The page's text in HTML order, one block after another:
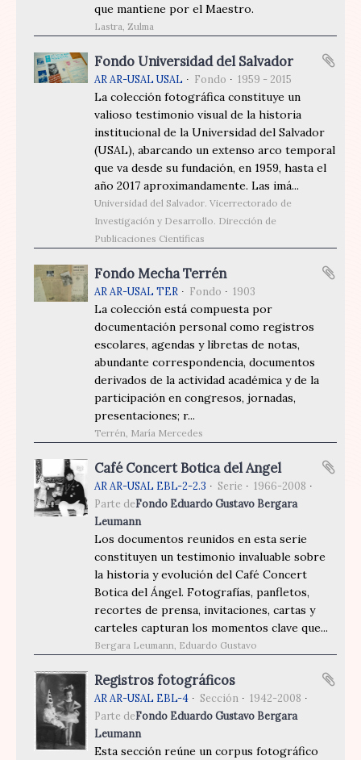
que mantiene por el Maestro.
Lastra, Zulma
Fondo Universidad del Salvador
AR AR-USAL USAL Fondo 1959 - 2015
La colección fotográfica constituye un
valioso testimonio visual de la historia
institucional de la Universidad del Salvador
(USAL), abarcando un extenso arco temporal
que va desde su fundación, en 1959, hasta el
año 2017 aproximandamente. Las imá...
Universidad del Salvador. Vicerrectorado de
Investigación y Desarrollo. Dirección de
Publicaciones Científicas
Fondo Mecha Terrén
AR AR-USAL TER Fondo 1903
La colección está compuesta por
documentación personal como registros
escolares, agendas y libretas de notas,
abundante correspondencia, documentos
derivados de la actividad académica y de la
participación en congresos, jornadas,
presentaciones; r...
Terrén, María Mercedes
Café Concert Botica del Angel
AR AR-USAL EBL-2-2.3 Serie
1966-2008
Parte deFondo Eduardo Gustavo Bergara
Leumann
Los documentos reunidos en esta serie
constituyen un testimonio invaluable sobre
la historia y evolución del Café Concert
Botica del Ángel. Fotografías, panfletos,
recortes de prensa, invitaciones, cartas y
carteles capturan los momentos clave que...
Bergara Leumann, Eduardo Gustavo
Registros fotográficos
AR AR-USAL EBL-4 Sección
1942-2008
Parte deFondo Eduardo Gustavo Bergara
Leumann
Esta sección reúne un corpus fotográfico